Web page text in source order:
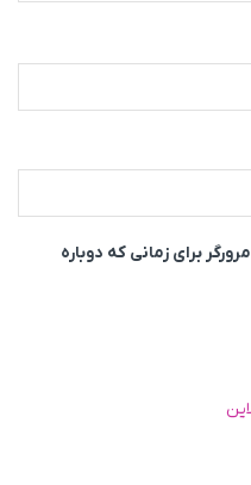
برای زمانی که دوباره